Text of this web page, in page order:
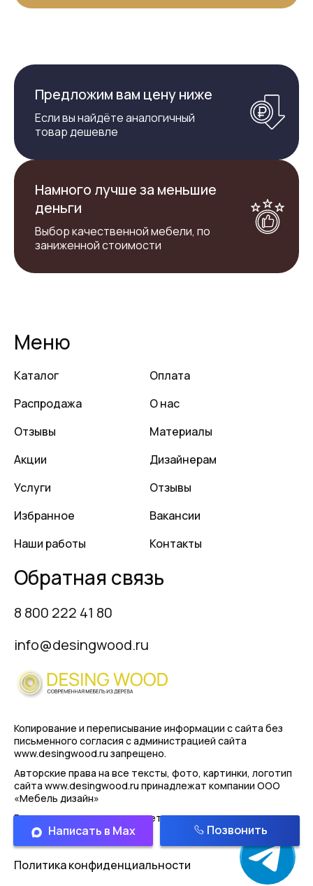
Предложим вам цену ниже
Если вы найдёте аналогичный
товар дешевле
Намного лучше за меньшие
деньги
Выбор качественной мебели, по
заниженной стоимости
Меню
Каталог
Распродажа
Отзывы
Акции
Услуги
Избранное
Наши работы
Оплата
О нас
Материалы
Дизайнерам
Отзывы
Вакансии
Контакты
Обратная связь
8 800 222 41 80
info@desingwood.ru
Копирование и переписывание информации с сайта без
письменного согласия с администрацией сайта
www.desingwood.ru запрещено.
Авторские права на все тексты, фото, картинки, логотип
сайта www.desingwood.ru принадлежат компании ООО
«Мебель дизайн»
Реальные изделия могут иметь отличая от картинок
представленным на сайте!
Политика конфиденциальности
Написать в Max Позвонить